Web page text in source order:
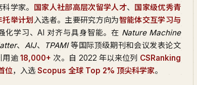
学家。 国家人社部高层次留学人才、 国家级优秀青
托举计划入选者。主要研究方向为智能体交互学习与
化学习、AI 对齐与具身智能。在 Nature Machine
、AIJ、 TPAMI等国际顶级期刊和会议发表论文
用逾18,000+ 次。自 2022 年以来位列 CSRanking
位，入选 Scopus 全球 Top 2% 顶尖科学家。